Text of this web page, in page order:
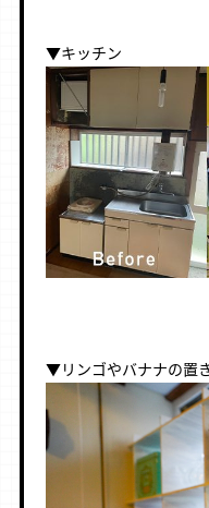
▼キッチン
▼リンゴやバナナの置